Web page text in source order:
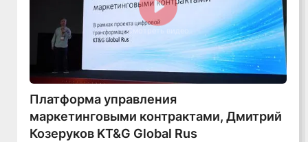
Смотреть видео
Платформа управления
маркетинговыми контрактами, Дмитрий
Козеруков KT&G Global Rus